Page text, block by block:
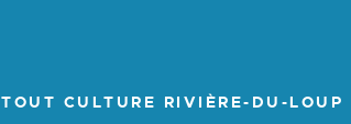
TOUT CULTURE RIVIÈRE-DU-LOUP